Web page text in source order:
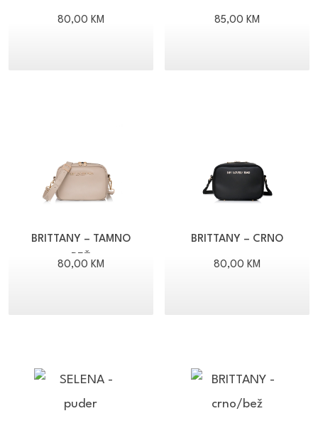
80,00 KM 85,00 KM
BRITTANY – TAMNO
BEŽ
80,00 KM
BRITTANY – CRNO
80,00 KM